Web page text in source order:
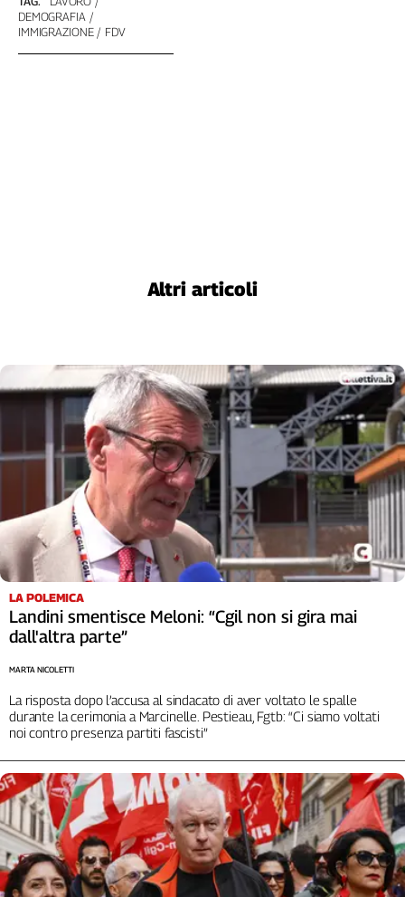
DEMOGRAFIA
IMMIGRAZIONE
FDV
Altri articoli
LA POLEMICA
Landini smentisce Meloni: “Cgil non si gira mai
dall'altra parte”
La risposta dopo l’accusa al sindacato di aver voltato le spalle
durante la cerimonia a Marcinelle. Pestieau, Fgtb: “Ci siamo voltati
noi contro presenza partiti fascisti”
MARTA NICOLETTI